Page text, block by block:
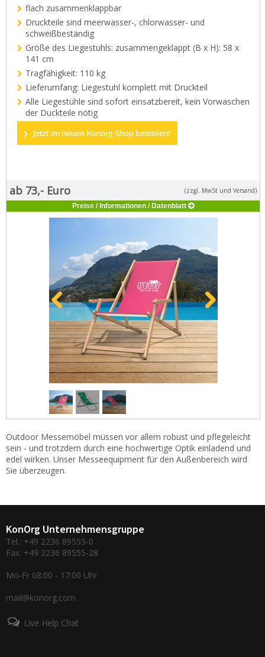
flach zusammenklappbar
Druckteile sind meerwasser-, chlorwasser- und
schweißbeständig
Größe des Liegestuhls: zusammengeklappt (B x H): 58 x
141 cm
Tragfähigkeit: 110 kg
Lieferumfang: Liegestuhl komplett mit Druckteil
Alle Liegestühle sind sofort einsatzbereit, kein Vorwaschen
der Duckteile nötig
ab 73,- Euro
(zzgl. MwSt und Versand)
Preise / Informationen / Datenblatt
Outdoor Messemöbel müssen vor allem robust und pflegeleicht
sein - und trotzdem durch eine hochwertige Optik einladend und
edel wirken. Unser Messeequipment für den Außenbereich wird
Sie überzeugen.
KonOrg Unternehmensgruppe
Tel.: +49 2236 89555-0
Fax: +49 2236 89555-28
Mo-Fr 08:00 - 17:00 Uhr
mail@konorg.com
Live Help Chat